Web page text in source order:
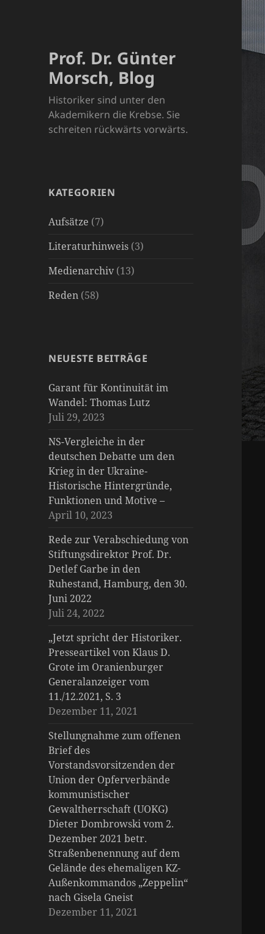
Prof. Dr. Günter
Morsch, Blog
Historiker sind unter den
Akademikern die Krebse. Sie
schreiten rückwärts vorwärts.
KATEGORIEN
Aufsätze (7)
Literaturhinweis (3)
Medienarchiv (13)
Reden (58)
NEUESTE BEITRÄGE
Garant für Kontinuität im
Wandel: Thomas Lutz
Juli 29, 2023
NS-Vergleiche in der
deutschen Debatte um den
Krieg in der Ukraine-
Historische Hintergründe,
Funktionen und Motive –
April 10, 2023
Rede zur Verabschiedung von
Stiftungsdirektor Prof. Dr.
Detlef Garbe in den
Ruhestand, Hamburg, den 30.
Juni 2022
Juli 24, 2022
„Jetzt spricht der Historiker.
Presseartikel von Klaus D.
Grote im Oranienburger
Generalanzeiger vom
11./12.2021, S. 3
Dezember 11, 2021
Stellungnahme zum offenen
Brief des
Vorstandsvorsitzenden der
Union der Opferverbände
kommunistischer
Gewaltherrschaft (UOKG)
Dieter Dombrowski vom 2.
Dezember 2021 betr.
Straßenbenennung auf dem
Gelände des ehemaligen KZ-
Außenkommandos „Zeppelin“
nach Gisela Gneist
Dezember 11, 2021